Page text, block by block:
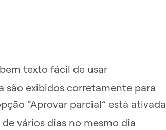
texto fácil de usar
são exibidos corretamente para
“Aprovar parcial” está ativada
vários dias no mesmo dia